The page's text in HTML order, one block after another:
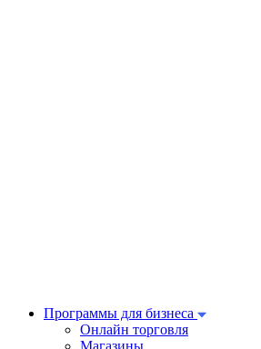
Программы для бизнеса
Онлайн торговля
Магазины